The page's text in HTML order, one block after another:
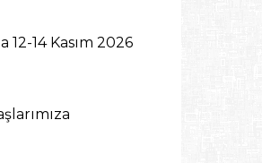
14 Kasım 2026